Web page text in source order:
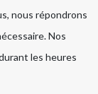
nous répondrons
Nos
les heures